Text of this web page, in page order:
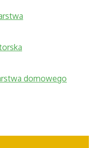
domowego